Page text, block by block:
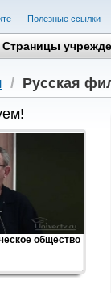
Полезные cсылки
Страницы
/ Русская
общество